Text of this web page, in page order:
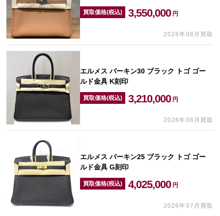
買取価格(税込) 3,550,000 円
2026年06月買取
エルメス バーキン30 ブラック トゴ ゴー
ルド金具 K刻印
買取価格(税込) 3,210,000 円
2026年06月買取
エルメス バーキン25 ブラック トゴ ゴー
ルド金具 G刻印
買取価格(税込) 4,025,000 円
2026年07月買取